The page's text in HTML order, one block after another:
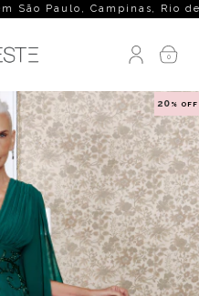
Paulo, Campinas, Rio de
0
20 % OFF